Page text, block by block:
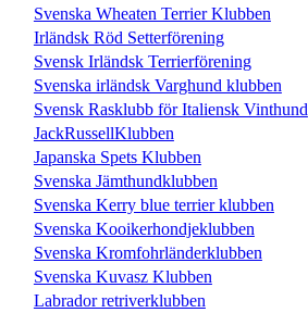
Svenska Wheaten Terrier Klubben
Irländsk Röd Setterförening
Svensk Irländsk Terrierförening
Svenska irländsk Varghund klubben
Svensk Rasklubb för Italiensk Vinthund
JackRussellKlubben
Japanska Spets Klubben
Svenska Jämthundklubben
Svenska Kerry blue terrier klubben
Svenska Kooikerhondjeklubben
Svenska Kromfohrländerklubben
Svenska Kuvasz Klubben
Labrador retriverklubben